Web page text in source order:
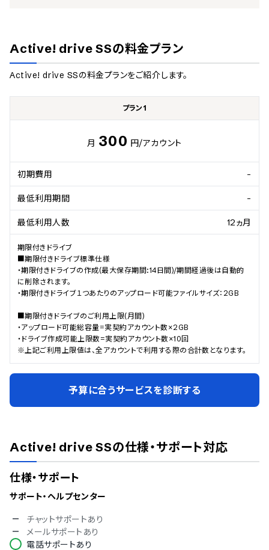
Active! drive SSの料金プラン
Active! drive SSの料金プランをご紹介します。
プラン1
月 300 円/アカウント
初期費用 -
最低利用期間 -
最低利用人数 12ヵ月
期限付きドライブ
■期限付きドライブ標準仕様
・期限付きドライブの作成(最大保存期間:14日間)/期間経過後は自動的
に削除されます。
・期限付きドライブ１つあたりのアップロード可能ファイルサイズ：2GB
■期限付きドライブのご利用上限(月間)
・アップロード可能総容量=実契約アカウント数×2GB
・ドライブ作成可能上限数=実契約アカウント数×10回
※上記ご利用上限値は、全アカウントで利用する際の合計数となります。
予算に合うサービスを診断する
Active! drive SSの仕様・サポート対応
仕様・サポート
サポート・ヘルプセンター
チャットサポートあり
メールサポートあり
電話サポートあり